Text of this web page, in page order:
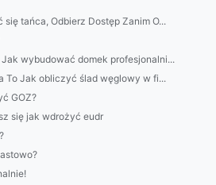
tańca, Odbierz Dostęp Zanim O...
wybudować domek profesjonalni...
To Jak obliczyć ślad węglowy w fi...
GOZ?
się jak wdrożyć eudr